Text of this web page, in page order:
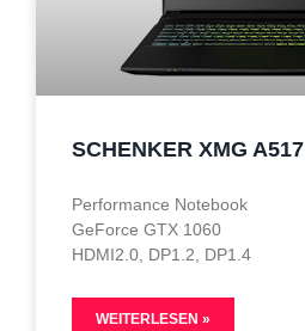
SCHENKER XMG A517
Performance Notebook
GeForce GTX 1060
HDMI2.0, DP1.2, DP1.4
WEITERLESEN »